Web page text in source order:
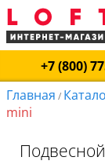
+7 (800)
Главная /
mini